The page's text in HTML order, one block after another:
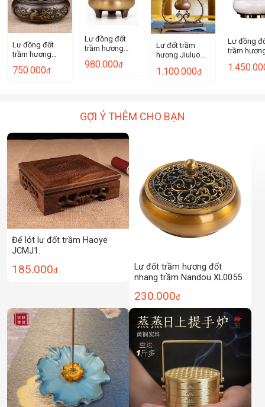
Lư đồng đốt
trầm hương
750.000đ
Lư đồng đốt
trầm hương
980.000đ
Lư đốt trầm
hương Jiuluo
1.100.000đ
Lư đồng
trầm
GỢI Ý THÊM CHO BẠN
Đế lót lư đốt trầm Haoye
JCMJ1.
185.000đ
Lư đốt trầm hương đốt
nhang trầm Nandou XL0055
230.000đ